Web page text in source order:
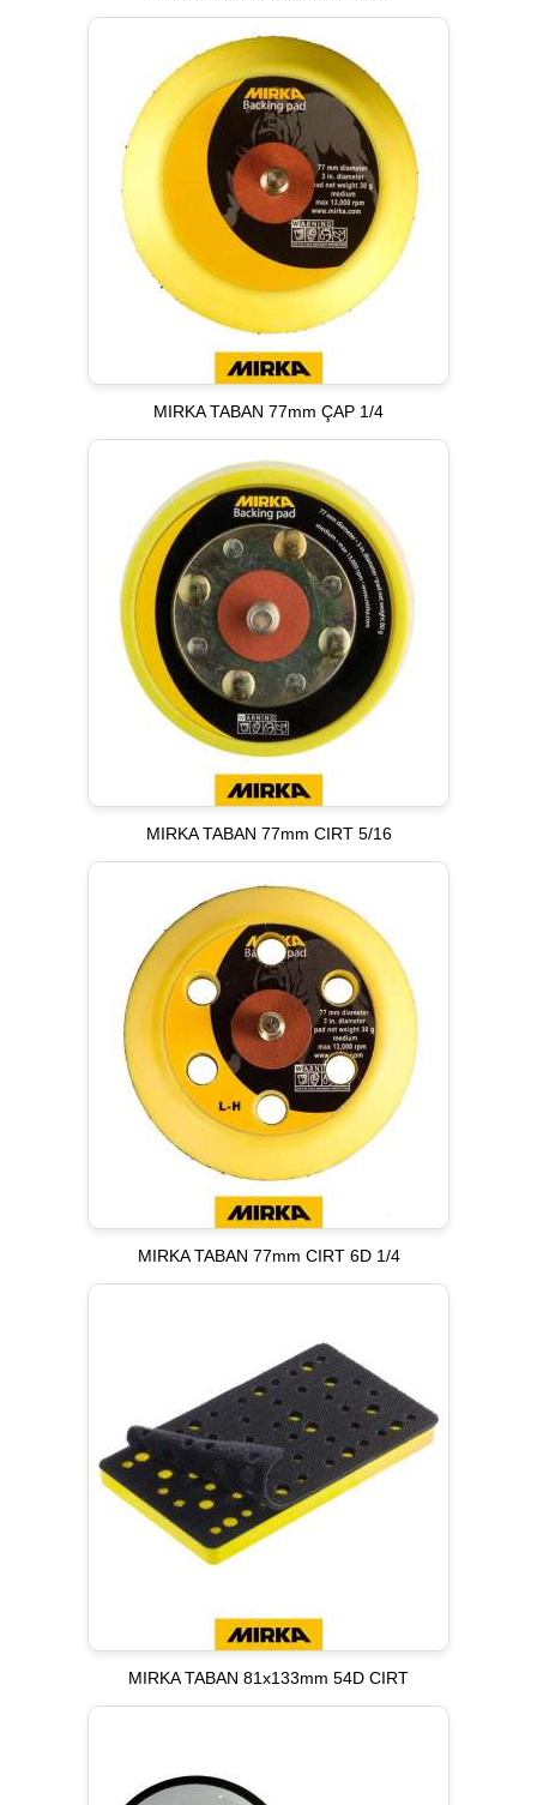
MIRKA TABAN 77mm ÇAP 1/4
MIRKA TABAN 77mm CIRT 5/16
MIRKA TABAN 77mm CIRT 6D 1/4
MIRKA TABAN 81x133mm 54D CIRT